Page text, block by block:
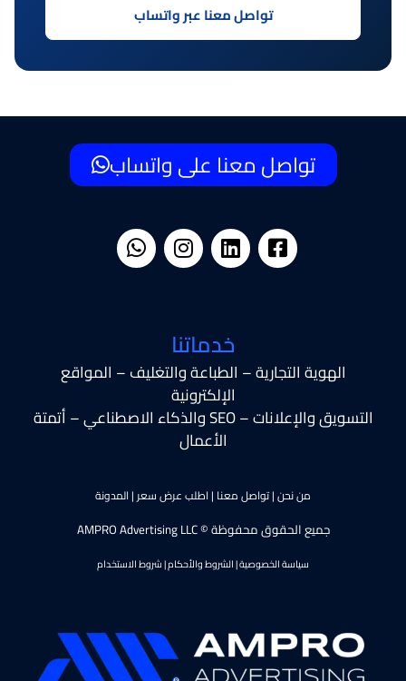
تواصل معنا عبر واتساب
تواصل معنا على واتساب
خدماتنا
الهوية التجارية – الطباعة والتغليف – المواقع
الإلكترونية
التسويق والإعلانات – SEO والذكاء الاصطناعي – أتمتة
الأعمال
من نحن|تواصل معنا | اطلب عرض سعر| المدونة
جميع الحقوق محفوظة © AMPRO Advertising LLC
سياسة الخصوصية|الشروط والأحكام|شروط الاستخدام